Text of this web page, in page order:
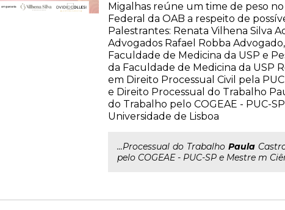
Migalhas reúne um time de peso
Federal da OAB a respeito de
Palestrantes: Renata Vilhena Silva
Advogados Rafael Robba
Faculdade de Medicina da USP e
da Faculdade de Medicina da USP
em Direito Processual Civil pela
e Direito Processual do Trabalho
do Trabalho pelo COGEAE - PUC-
Universidade de Lisboa
...Processual do TrabalhoPaula
pelo COGEAE - PUC-SP e Mestre m